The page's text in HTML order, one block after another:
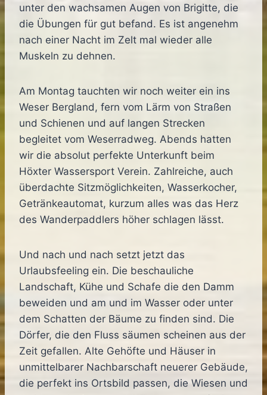
unter den wachsamen Augen von Brigitte, die
die Übungen für gut befand. Es ist angenehm
nach einer Nacht im Zelt mal wieder alle
Muskeln zu dehnen.
Am Montag tauchten wir noch weiter ein ins
Weser Bergland, fern vom Lärm von Straßen
und Schienen und auf langen Strecken
begleitet vom Weserradweg. Abends hatten
wir die absolut perfekte Unterkunft beim
Höxter Wassersport Verein. Zahlreiche, auch
überdachte Sitzmöglichkeiten, Wasserkocher,
Getränkeautomat, kurzum alles was das Herz
des Wanderpaddlers höher schlagen lässt.
Und nach und nach setzt jetzt das
Urlaubsfeeling ein. Die beschauliche
Landschaft, Kühe und Schafe die den Damm
beweiden und am und im Wasser oder unter
dem Schatten der Bäume zu finden sind. Die
Dörfer, die den Fluss säumen scheinen aus der
Zeit gefallen. Alte Gehöfte und Häuser in
unmittelbarer Nachbarschaft neuerer Gebäude,
die perfekt ins Ortsbild passen, die Wiesen und